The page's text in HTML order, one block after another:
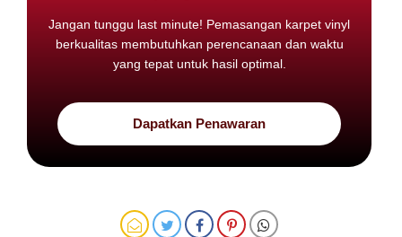
Jangan tunggu last minute! Pemasangan karpet vinyl
berkualitas membutuhkan perencanaan dan waktu
yang tepat untuk hasil optimal.
Dapatkan Penawaran